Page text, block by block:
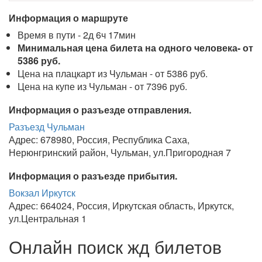
Информация о маршруте
Время в пути - 2д 6ч 17мин
Минимальная цена билета на одного человека- от
5386 руб.
Цена на плацкарт из Чульман - от 5386 руб.
Цена на купе из Чульман - от 7396 руб.
Информация о разъезде отправления.
Разъезд Чульман
Адрес: 678980, Россия, Республика Саха,
Нерюнгринский район, Чульман, ул.Пригородная 7
Информация о разъезде прибытия.
Вокзал Иркутск
Адрес: 664024, Россия, Иркутская область, Иркутск,
ул.Центральная 1
Онлайн поиск жд билетов